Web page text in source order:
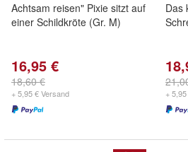
Achtsam reisen" Pixie sitzt auf
einer Schildkröte (Gr. M)
16,95 €
18,60 €
+ 5,95 € Versand
Das
+